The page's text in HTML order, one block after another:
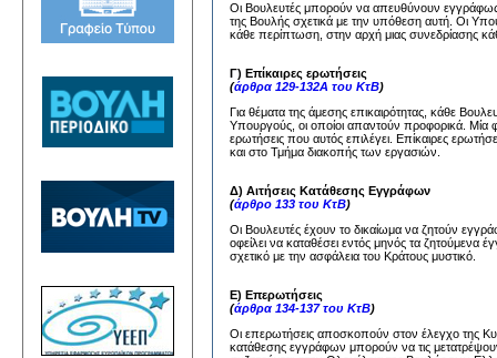
Οι Βουλευτές μπορούν να απευθύνουν
της Βουλής σχετικά με την υπόθεση αυτή. Οι
κάθε περίπτωση, στην αρχή μιας συνεδρίασης
Γ) Επίκαιρες ερωτήσεις
(άρθρα 129-132Α του ΚτΒ)
Για θέματα της άμεσης επικαιρότητας, κάθε
Υπουργούς, οι οποίοι απαντούν προφορικά. Μία
ερωτήσεις που αυτός επιλέγει. Επίκαιρες
και στο Τμήμα διακοπής των εργασιών.
Δ) Αιτήσεις Κατάθεσης Εγγράφων
(άρθρο 133 του ΚτΒ)
Οι Βουλευτές έχουν το δικαίωμα να ζητούν
οφείλει να καταθέσει εντός μηνός τα
σχετικό με την ασφάλεια του Κράτους μυστικό.
Ε) Επερωτήσεις
(άρθρα 134-137 του ΚτΒ)
Οι επερωτήσεις αποσκοπούν στον έλεγχο της
κατάθεσης εγγράφων μπορούν να τις